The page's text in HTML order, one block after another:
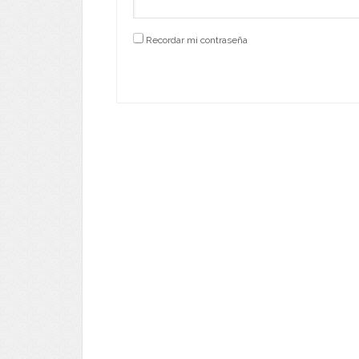
Recordar mi contraseña